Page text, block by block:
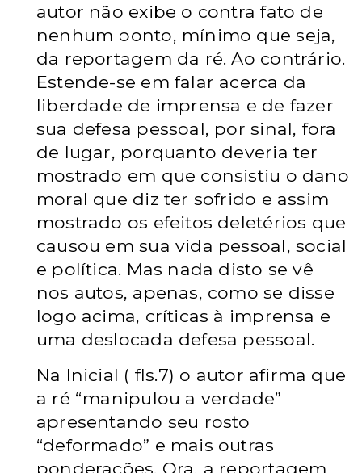
autor não exibe o contra fato de
nenhum ponto, mínimo que seja,
da reportagem da ré. Ao contrário.
Estende-se em falar acerca da
liberdade de imprensa e de fazer
sua defesa pessoal, por sinal, fora
de lugar, porquanto deveria ter
mostrado em que consistiu o dano
moral que diz ter sofrido e assim
mostrado os efeitos deletérios que
causou em sua vida pessoal, social
e política. Mas nada disto se vê
nos autos, apenas, como se disse
logo acima, críticas à imprensa e
uma deslocada defesa pessoal.
Na Inicial ( fls.7) o autor afirma que
a ré “manipulou a verdade”
apresentando seu rosto
“deformado” e mais outras
ponderações. Ora, a reportagem